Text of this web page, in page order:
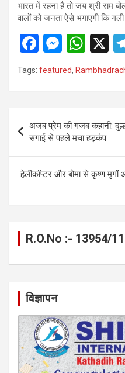
भारत में रहना है तो जय श्री राम
वालों को जनता ऐसे भगाएगी कि
F
a
o
o
k
M
es
se
g
er
W
h
A
p
p
X
Tags: featured,
navigation
अजब प्रेम की गजब कहानी:
सगाई से पहले मचा हड़कंप
हेलीकॉप्टर और बोमा से कृष्ण
R.O.No :- 13954/
विज्ञापन